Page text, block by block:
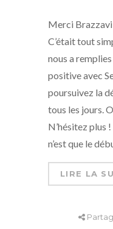
Merci
C’était tout
nous a
positive avec
poursuivez la
tous les jours.
N’hésitez plus
n’est que le
LIRE LA